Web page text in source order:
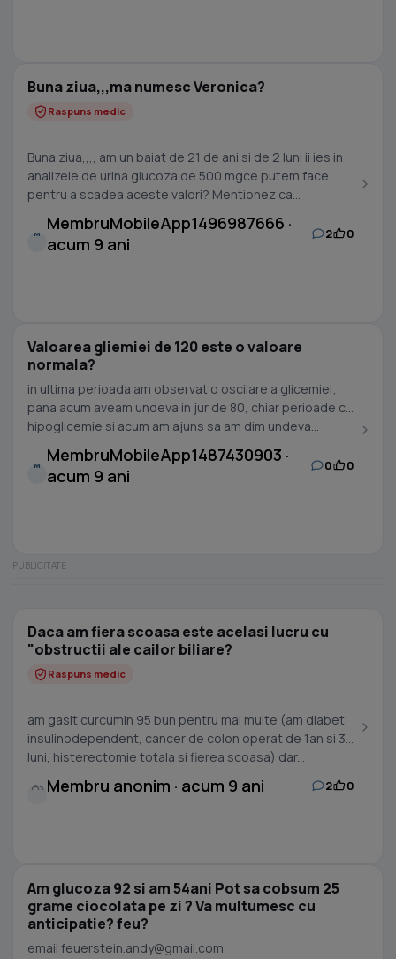
Buna ziua,,,ma numesc Veronica?
Raspuns medic
Buna ziua,,,, am un baiat de 21 de ani si de 2 luni ii ies in
analizele de urina glucoza de 500 mgce putem face
pentru a scadea aceste valori? Mentionez ca...
M
MembruMobileApp1496987666 ·
acum 9 ani
2 0
Valoarea gliemiei de 120 este o valoare
normala?
in ultima perioada am observat o oscilare a glicemiei;
pana acum aveam undeva in jur de 80, chiar perioade cu
hipoglicemie si acum am ajuns sa am dim undeva...
M
MembruMobileApp1487430903 ·
acum 9 ani
0 0
Daca am fiera scoasa este acelasi lucru cu
"obstructii ale cailor biliare?
Raspuns medic
am gasit curcumin 95 bun pentru mai multe (am diabet
insulinodependent, cancer de colon operat de 1an si 3
luni, histerectomie totala si fierea scoasa) dar...
Membru anonim · acum 9 ani 2 0
Am glucoza 92 si am 54ani Pot sa cobsum 25
grame ciocolata pe zi ? Va multumesc cu
anticipatie? feu?
email feuerstein.andy@gmail.com